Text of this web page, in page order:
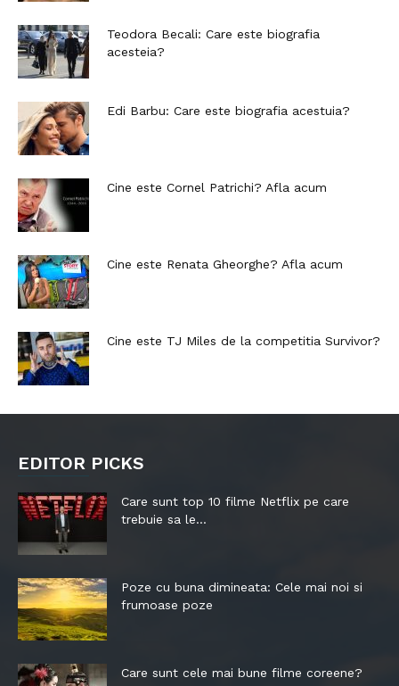
Teodora Becali: Care este biografia
acesteia?
Edi Barbu: Care este biografia acestuia?
Cine este Cornel Patrichi? Afla acum
Cine este Renata Gheorghe? Afla acum
Cine este TJ Miles de la competitia Survivor?
EDITOR PICKS
Care sunt top 10 filme Netflix pe care
trebuie sa le...
Poze cu buna dimineata: Cele mai noi si
frumoase poze
Care sunt cele mai bune filme coreene?